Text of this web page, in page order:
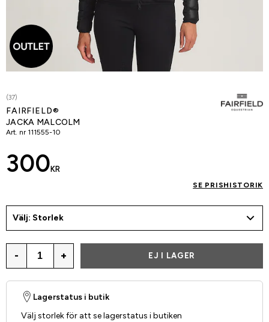
(37)
FAIRFIELD®
JACKA MALCOLM
Art. nr 111555-10
300 KR
SE PRISHISTORIK
Välj: Storlek
- + EJ I LAGER
Lagerstatus i butik
Välj storlek för att se lagerstatus i butiken